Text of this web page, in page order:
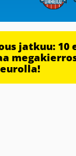
jatkuu: 10